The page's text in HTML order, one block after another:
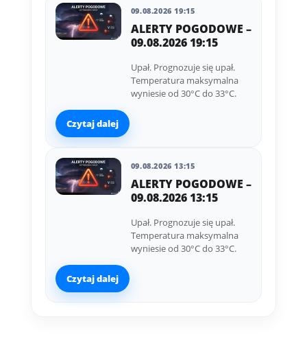
09.08.2026 19:15
ALERTY POGODOWE –
09.08.2026 19:15
Upał. Prognozuje się upał.
Temperatura maksymalna
wyniesie od 30°C do 33°C.
Czytaj dalej
09.08.2026 13:15
ALERTY POGODOWE –
09.08.2026 13:15
Upał. Prognozuje się upał.
Temperatura maksymalna
wyniesie od 30°C do 33°C.
Czytaj dalej